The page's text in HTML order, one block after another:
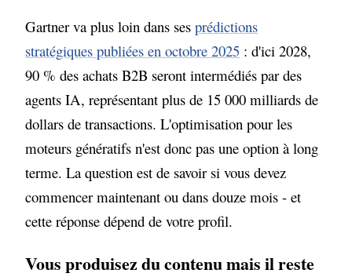
Gartner va plus loin dans sesprédictions
stratégiques publiées en octobre 2025 : d'ici 2028,
90 % des achats B2B seront intermédiés par des
agents IA, représentant plus de 15 000 milliards de
dollars de transactions. L'optimisation pour les
moteurs génératifs n'est donc pas une option à long
terme. La question est de savoir si vous devez
commencer maintenant ou dans douze mois - et
cette réponse dépend de votre profil.
Vous produisez du contenu mais il reste